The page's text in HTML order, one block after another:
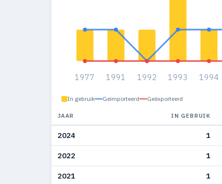
1977 1991 1992 1993 1994
In gebruik Geïmporteerd Geëxporteerd
JAAR IN GEBRUIK
2024 1
2022 1
2021 1